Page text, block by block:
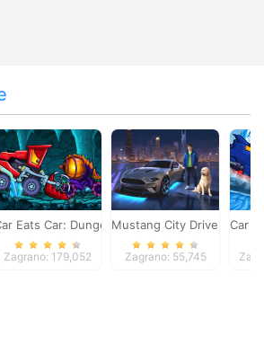
Eats Car: Dungeon Adventure
Zagrano: 179,052
Mustang City Driver
Zagrano: 55,745
Car